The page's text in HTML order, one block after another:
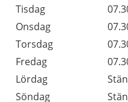
Tisdag
Onsdag
Torsdag
Fredag
Lördag
Söndag